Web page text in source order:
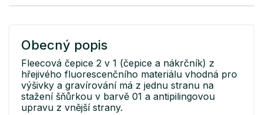
Obecný popis
Fleecová čepice 2 v 1 (čepice a nákrčník) z
hřejivého fluorescenčního materiálu vhodná pro
výšivky a gravírování má z jednu stranu na
stažení šňůrkou v barvě 01 a antipilingovou
upravu z vnější strany.